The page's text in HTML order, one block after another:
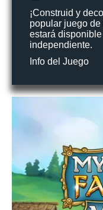
¡Construid y
popular juego
estará
independiente.
Info del Juego